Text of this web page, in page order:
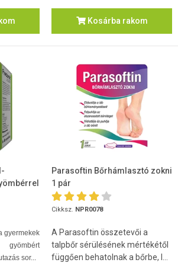
Kosárba rakom
gyermekek
sor...
Parasoftin Bőrhámlasztó zokni
1 pár
Cikksz. NPR0078
A Parasoftin összetevői a
talpbőr sérülésének mértékétől
függően behatolnak a bőrbe, l...